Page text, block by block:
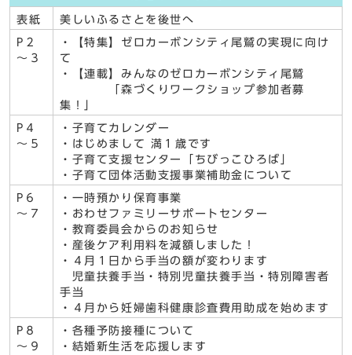
表紙 美しいふるさとを後世へ
P２
～３
・【特集】ゼロカーボンシティ尾鷲の実現に向け
て
・【連載】みんなのゼロカーボンシティ尾鷲
「森づくりワークショップ参加者募
集！」
P４
～５
・子育てカレンダー
・はじめまして 満１歳です
・子育て支援センター「ちびっこひろば」
・子育て団体活動支援事業補助金について
P６
～７
・一時預かり保育事業
・おわせファミリーサポートセンター
・教育委員会からのお知らせ
・産後ケア利用料を減額しました！
・４月１日から手当の額が変わります
児童扶養手当・特別児童扶養手当・特別障害者
手当
・４月から妊婦歯科健康診査費用助成を始めます
P８
～９
・各種予防接種について
・結婚新生活を応援します